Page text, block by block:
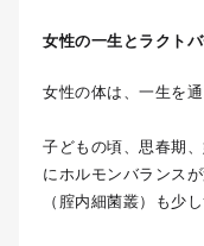
女性の一生とラクト
女性の体は、一生を
子どもの頃、思春期
にホルモンバランス
（腟内細菌叢）も少